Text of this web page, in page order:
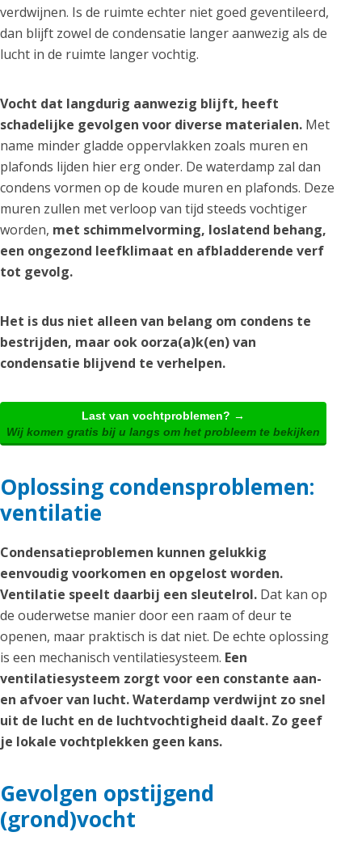
verdwijnen. Is de ruimte echter niet goed geventileerd,
dan blijft zowel de condensatie langer aanwezig als de
lucht in de ruimte langer vochtig.
Vocht dat langdurig aanwezig blijft, heeft
schadelijke gevolgen voor diverse materialen. Met
name minder gladde oppervlakken zoals muren en
plafonds lijden hier erg onder. De waterdamp zal dan
condens vormen op de koude muren en plafonds. Deze
muren zullen met verloop van tijd steeds vochtiger
worden, met schimmelvorming, loslatend behang,
een ongezond leefklimaat en afbladderende verf
tot gevolg.
Het is dus niet alleen van belang om condens te
bestrijden, maar ook oorza(a)k(en) van
condensatie blijvend te verhelpen.
Last van vochtproblemen? →
Wij komen gratis bij u langs om het probleem te bekijken
Oplossing condensproblemen:
ventilatie
Condensatieproblemen kunnen gelukkig
eenvoudig voorkomen en opgelost worden.
Ventilatie speelt daarbij een sleutelrol. Dat kan op
de ouderwetse manier door een raam of deur te
openen, maar praktisch is dat niet. De echte oplossing
is een mechanisch ventilatiesysteem. Een
ventilatiesysteem zorgt voor een constante aan-
en afvoer van lucht. Waterdamp verdwijnt zo snel
uit de lucht en de luchtvochtigheid daalt. Zo geef
je lokale vochtplekken geen kans.
Gevolgen opstijgend
(grond)vocht